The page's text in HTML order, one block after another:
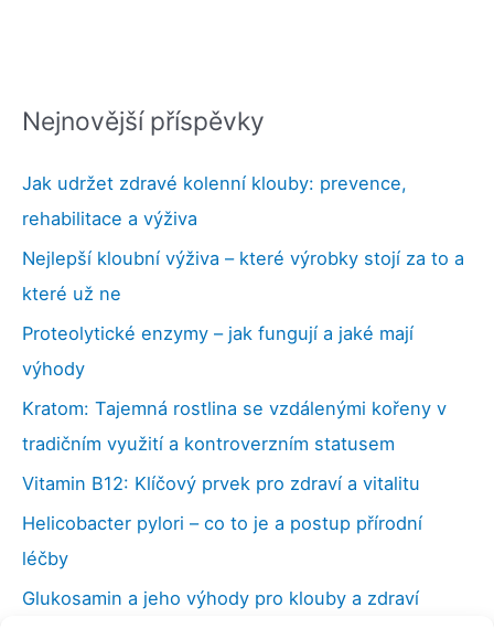
Nejnovější příspěvky
Jak udržet zdravé kolenní klouby: prevence,
rehabilitace a výživa
Nejlepší kloubní výživa – které výrobky stojí za to a
které už ne
Proteolytické enzymy – jak fungují a jaké mají
výhody
Kratom: Tajemná rostlina se vzdálenými kořeny v
tradičním využití a kontroverzním statusem
Vitamin B12: Klíčový prvek pro zdraví a vitalitu
Helicobacter pylori – co to je a postup přírodní
léčby
Glukosamin a jeho výhody pro klouby a zdraví